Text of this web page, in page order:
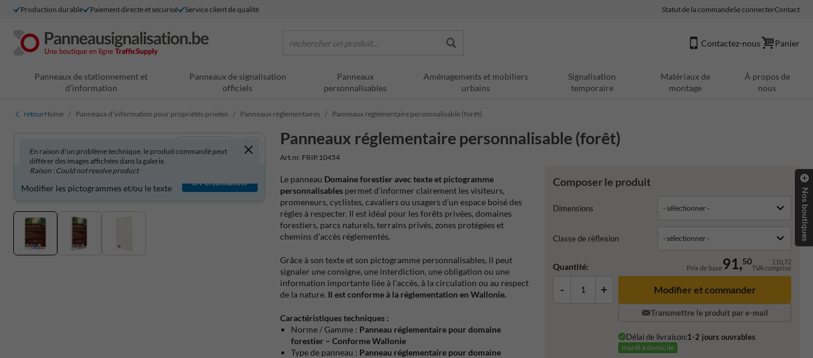
Production durable Paiement directe et sécurisé Service client de qualité Statut de la commandeSe connecterContact
rechercher un produit... Contactez-nous Panier
Panneaux de stationnement et
d'information
Panneaux de signalisation
officiels
Panneaux
personnalisables
Aménagements et mobiliers
urbains
Signalisation
temporaire
Matériaux de
montage
À propos de
nous
retourHome Panneaux d'information pour propriétés privées Panneaux réglementaires Panneaux réglementaire personnalisable (forêt)
Panneaux réglementaire personnalisable (forêt)
Art.nr. FRIP.10454
En raison d'un problème technique, le produit commandé peut
différer des images affichées dans la galerie.
Raison : Could not resolve product
Voir en 3D
Produit personnalisable ?
Modifier les pictogrammes et/ou le texte
Personnaliser Composer le produit
Dimensions
Classe de réflexion
Quantité: Prix de base91,50 110,72
TVA comprise
- +
Transmettre le produit par e-mail
Délai de livraison:1-2 jours ouvrables
mardi à domicile
Le panneau Domaine forestier avec texte et pictogramme
personnalisables permet d’informer clairement les visiteurs,
promeneurs, cyclistes, cavaliers ou usagers d’un espace boisé des
règles à respecter. Il est idéal pour les forêts privées, domaines
forestiers, parcs naturels, terrains privés, zones protégées et
chemins d’accès réglementés.
Grâce à son texte et son pictogramme personnalisables, il peut
signaler une consigne, une interdiction, une obligation ou une
information importante liée à l’accès, à la circulation ou au respect
de la nature. Il est conforme à la réglementation en Wallonie.
Caractéristiques techniques :
Norme / Gamme : Panneau réglementaire pour domaine
forestier – Conforme Wallonie
Type de panneau : Panneau réglementaire pour domaine
Nos boutiques